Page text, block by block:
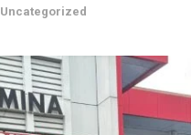
Uncategorized